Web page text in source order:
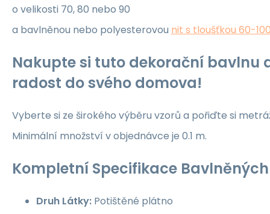
o velikosti 70, 80 nebo 90
a bavlněnou nebo polyesterovou nit s tloušťkou 60-
Nakupte si tuto dekorační bavlnu
radost do svého domova!
Vyberte si ze širokého výběru vzorů a pořiďte si
Minimální množství v objednávce je 0.1 m.
Kompletní Specifikace
Druh Látky: Potištěné plátno